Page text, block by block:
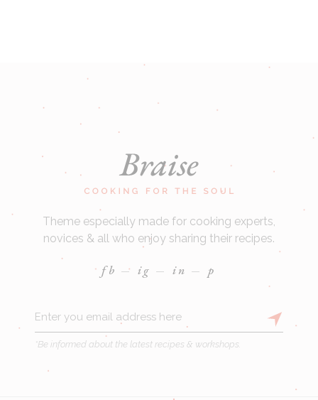
Theme especially made for cooking experts,
novices & all who enjoy sharing their recipes.
fb ig in p
*Be informed about the latest recipes & workshops.